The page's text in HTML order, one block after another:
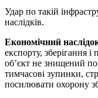
Удар по такій
наслідків.
Економічний
експорту, зберігання
об’єкт не знищений
тимчасові зупинки,
посилювати охорону